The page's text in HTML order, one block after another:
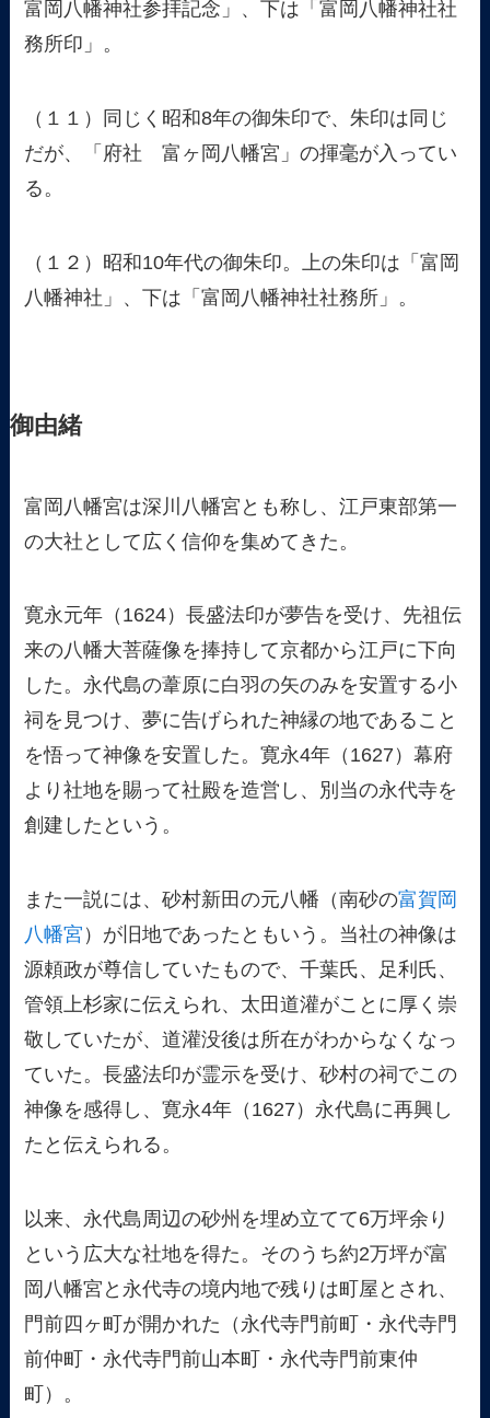
富岡八幡神社参拝記念」、下は「富岡八幡神社社
務所印」。
（１１）同じく昭和8年の御朱印で、朱印は同じ
だが、「府社 富ヶ岡八幡宮」の揮毫が入ってい
る。
（１２）昭和10年代の御朱印。上の朱印は「富岡
八幡神社」、下は「富岡八幡神社社務所」。
御由緒
富岡八幡宮は深川八幡宮とも称し、江戸東部第一
の大社として広く信仰を集めてきた。
寛永元年（1624）長盛法印が夢告を受け、先祖伝
来の八幡大菩薩像を捧持して京都から江戸に下向
した。永代島の葦原に白羽の矢のみを安置する小
祠を見つけ、夢に告げられた神縁の地であること
を悟って神像を安置した。寛永4年（1627）幕府
より社地を賜って社殿を造営し、別当の永代寺を
創建したという。
また一説には、砂村新田の元八幡（南砂の富賀岡
八幡宮 ）が旧地であったともいう。当社の神像は
源頼政が尊信していたもので、千葉氏、足利氏、
管領上杉家に伝えられ、太田道灌がことに厚く崇
敬していたが、道灌没後は所在がわからなくなっ
ていた。長盛法印が霊示を受け、砂村の祠でこの
神像を感得し、寛永4年（1627）永代島に再興し
たと伝えられる。
以来、永代島周辺の砂州を埋め立てて6万坪余り
という広大な社地を得た。そのうち約2万坪が富
岡八幡宮と永代寺の境内地で残りは町屋とされ、
門前四ヶ町が開かれた（永代寺門前町・永代寺門
前仲町・永代寺門前山本町・永代寺門前東仲
町）。